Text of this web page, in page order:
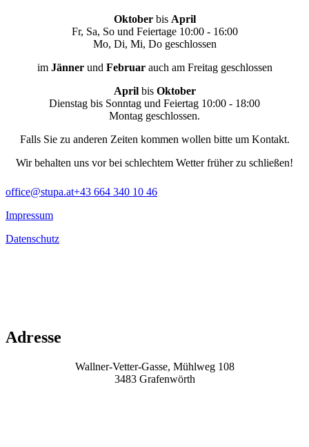
Oktoberbis April
Fr, Sa, So und Feiertage 10:00 - 16:00
Mo, Di, Mi, Do geschlossen
im Jännerund Februar auch am Freitag geschlossen
Aprilbis Oktober
Dienstag bis Sonntag und Feiertag 10:00 - 18:00
Montag geschlossen.
Falls Sie zu anderen Zeiten kommen wollen bitte um Kontakt.
Wir behalten uns vor bei schlechtem Wetter früher zu schließen!
office@stupa.at+43 664 340 10 46
Impressum
Datenschutz
Adresse
Wallner-Vetter-Gasse, Mühlweg 108
3483 Grafenwörth